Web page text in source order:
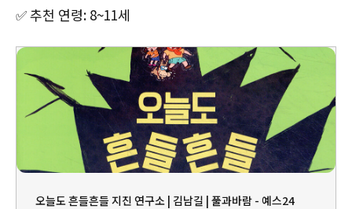
✅ 추천 연령: 8~11세
오늘도 흔들흔들 지진 연구소 | 김남길 | 풀과바람 - 예스24